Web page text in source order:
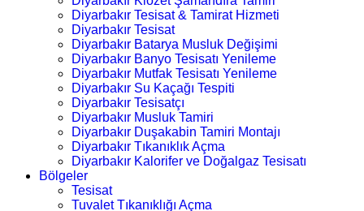
Diyarbakır Tesisat & Tamirat Hizmeti
Diyarbakır Tesisat
Diyarbakır Batarya Musluk Değişimi
Diyarbakır Banyo Tesisatı Yenileme
Diyarbakır Mutfak Tesisatı Yenileme
Diyarbakır Su Kaçağı Tespiti
Diyarbakır Tesisatçı
Diyarbakır Musluk Tamiri
Diyarbakır Duşakabin Tamiri Montajı
Diyarbakır Tıkanıklık Açma
Diyarbakır Kalorifer ve Doğalgaz Tesisatı
Bölgeler
Tesisat
Tuvalet Tıkanıklığı Açma